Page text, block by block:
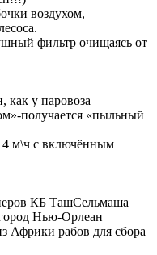
воздухом,
фильтр очищаясь от
как у паровоза
получается «пыльный
4 м\ч с включённым
КБ ТашСельмаша
Нью-Орлеан
Африки рабов для сбора